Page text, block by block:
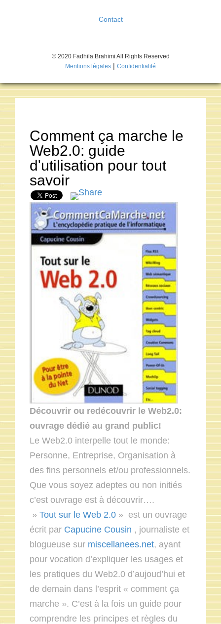
Contact
© 2020 Fadhila Brahimi All Rights Reserved
Mentions légales | Confidentialité
Comment ça marche le
Web2.0: guide
d'utilisation pour tout
savoir
Découvrir ou redécouvrir le Web2.0:
ouvrage dédié au grand public!
Le Web2.0 interpelle tout le monde:
Personne, Entreprise, Organisation à
des fins personnels et/ou professionnels.
Que vous soyez adeptes ou non initiés
c’est ouvrage est à découvrir….
» Tout sur le Web 2.0 » est un ouvrage
écrit par Capucine Cousin , journaliste et
blogueuse sur miscellanees.net, ayant
pour vocation d’expliquer les usages et
les pratiques du Web2.0 d’aujoud’hui et
de demain dans l’esprit « comment ça
marche ». C’est à la fois un guide pour
comprendre les principes et règles du